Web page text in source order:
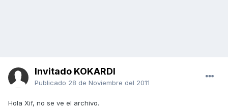
Invitado KOKARDI
Publicado 28 de Noviembre del 2011
Hola Xif, no se ve el archivo.